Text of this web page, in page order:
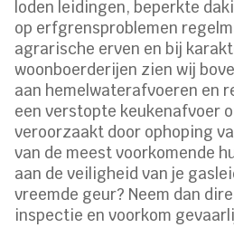
loden leidingen, beperkte
op erfgrensproblemen
agrarische erven en bij
woonboerderijen zien wij
aan hemelwaterafvoeren en
een verstopte keukenafvoer
veroorzaakt door ophoping
van de meest voorkomende
aan de veiligheid van je
vreemde geur? Neem dan
inspectie en voorkom